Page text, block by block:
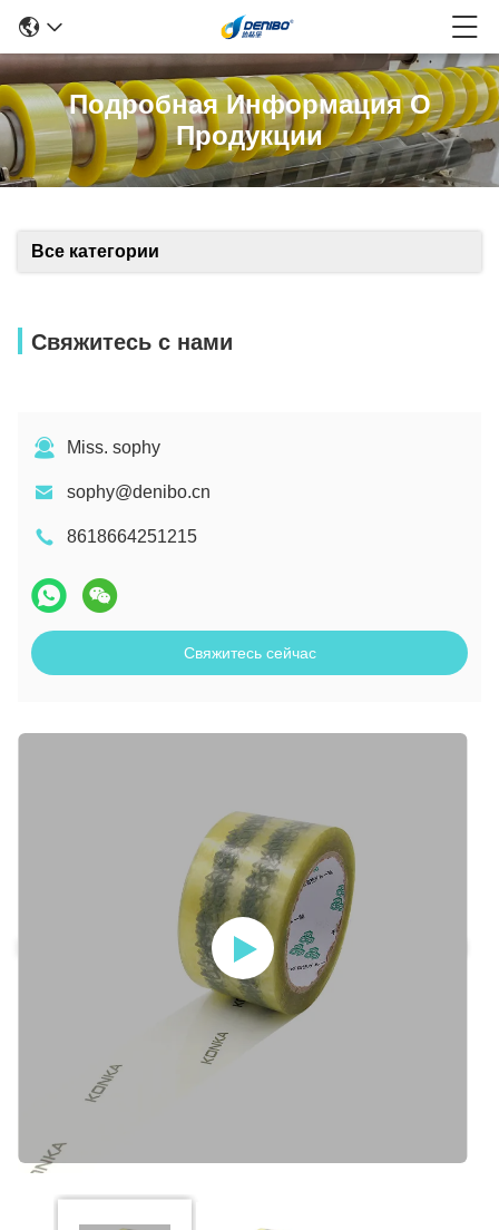
Подробная Информация О
Продукции
Все категории
Свяжитесь с нами
Miss. sophy
sophy@denibo.cn
8618664251215
Свяжитесь сейчас